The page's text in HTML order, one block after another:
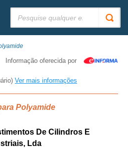
Informação oferecida por
Ver mais informações
Polyamide
De Cilindros E
Lda